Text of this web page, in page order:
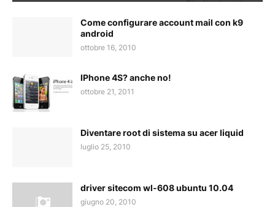
Come configurare account mail con k9
android
ottobre 16, 2010
IPhone 4S? anche no!
ottobre 21, 2011
Diventare root di sistema su acer liquid
luglio 25, 2010
driver sitecom wl-608 ubuntu 10.04
giugno 20, 2010